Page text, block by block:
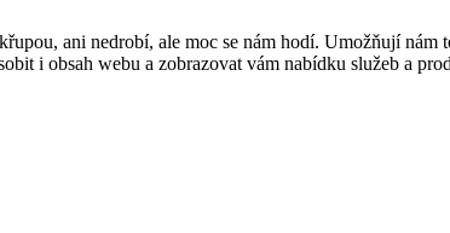
ani nedrobí, ale moc se nám hodí. Umožňují
i obsah webu a zobrazovat vám nabídku služeb a